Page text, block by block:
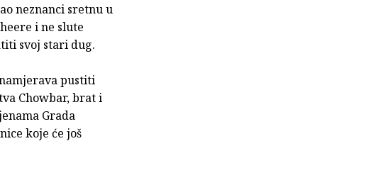
neznanci sretnu u
i ne slute
svoj stari dug.
pustiti
Chowbar, brat i
Grada
koje će još